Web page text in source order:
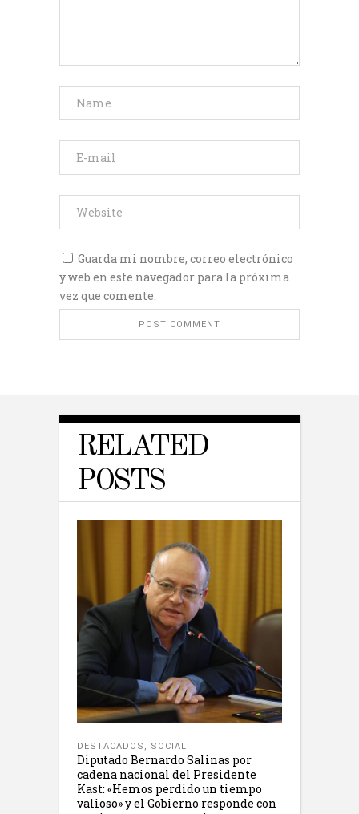
Guarda mi nombre, correo electrónico
y web en este navegador para la próxima
vez que comente.
RELATED
POSTS
DESTACADOS , SOCIAL
Diputado Bernardo Salinas por
cadena nacional del Presidente
Kast: «Hemos perdido un tiempo
valioso» y el Gobierno responde con